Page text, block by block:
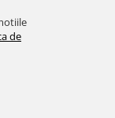
de